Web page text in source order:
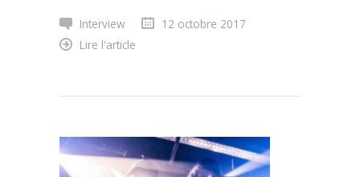
Interview
12 octobre 2017
Lire l'article